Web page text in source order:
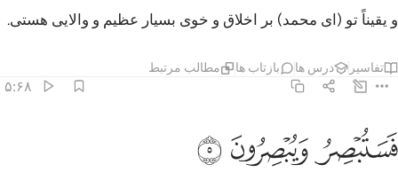
و یقیناً تو (ای محمد) بر اخلاق و خوی بسیار عظیم و والایی هستی.
تفاسیر درس ها بازتاب ها مطالب مرتبط
۵:۶۸
فستبصر ويبصرون ٥
فَسَتُبْصِرُ وَيُبْصِرُونَ ٥
ﲐﲑﲒ